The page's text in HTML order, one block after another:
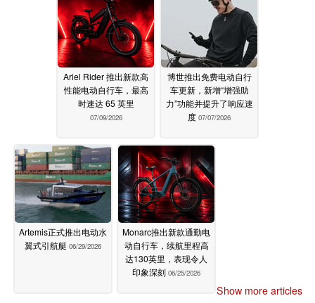
Ariel Rider 推出新款高
性能电动自行车，最高
时速达 65 英里
07/09/2026
博世推出免费电动自行
车更新，新增“增强助
力”功能并提升了响应速
度 07/07/2026
Artemis正式推出电动水
翼式引航艇 06/29/2026
Monarc推出新款通勤电
动自行车，续航里程高
达130英里，表现令人
印象深刻 06/25/2026
Show more articles